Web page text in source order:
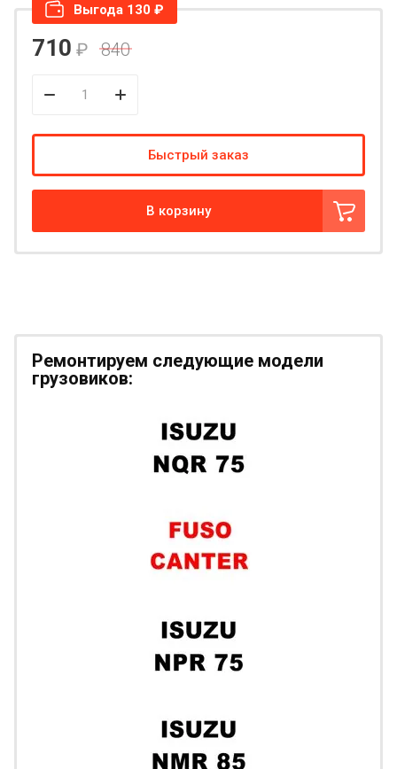
Выгода 130 ₽
840
710 ₽
В корзину
Быстрый заказ
Ремонтируем следующие модели
грузовиков: